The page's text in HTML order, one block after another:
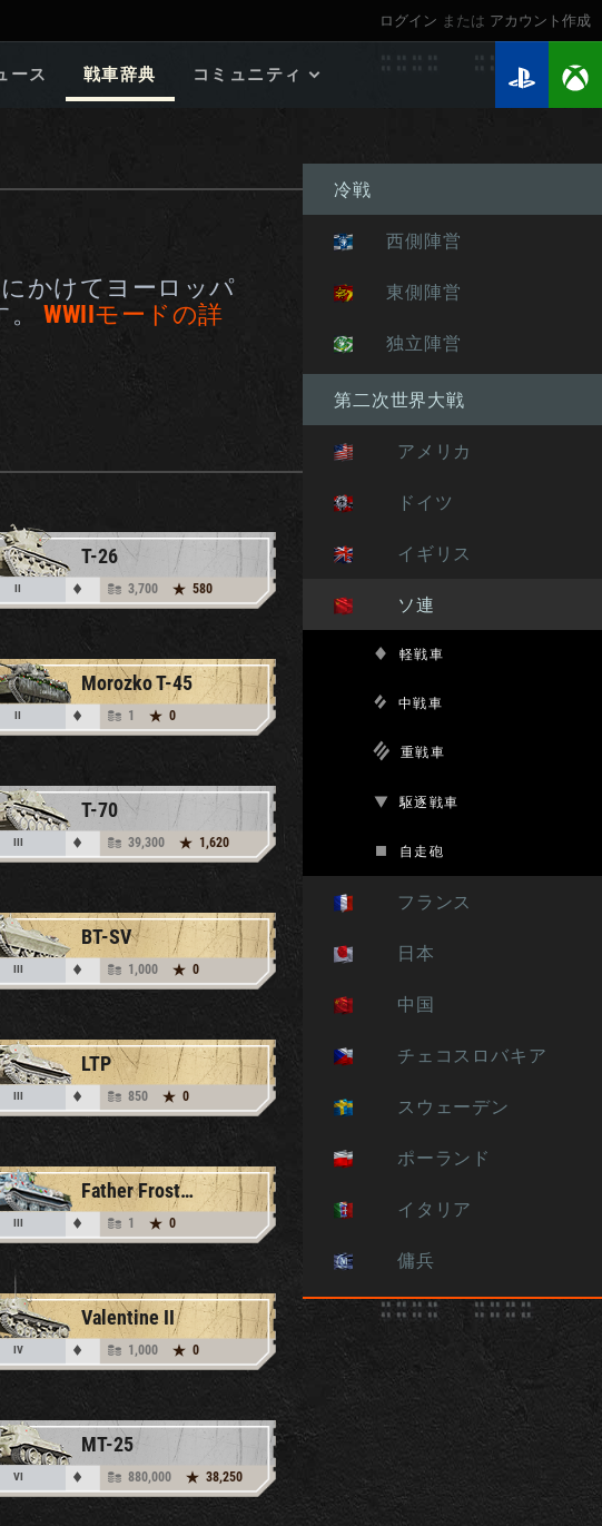
ログイン または アカウント作成
ース 戦車辞典 コミュニティ
ゲームガイド
連隊
連隊ランキング
冷戦
西側陣営
東側陣営
独立陣営
第二次世界大戦
アメリカ
ドイツ
イギリス
ソ連
軽戦車
中戦車
重戦車
駆逐戦車
自走砲
フランス
日本
中国
チェコスロバキア
スウェーデン
ポーランド
イタリア
傭兵
かけてヨーロッパ
。WWIIモードの詳
T-26
II 3,700 580
Morozko T-45
II 1 0
T-70
III 39,300 1,620
BT-SV
III 1,000 0
LTP
III 850 0
Father Frost LTP
III 1 0
Valentine II
IV 1,000 0
MT-25
VI 880,000 38,250